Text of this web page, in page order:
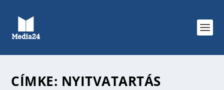
CÍMKE: NYITVATARTÁS